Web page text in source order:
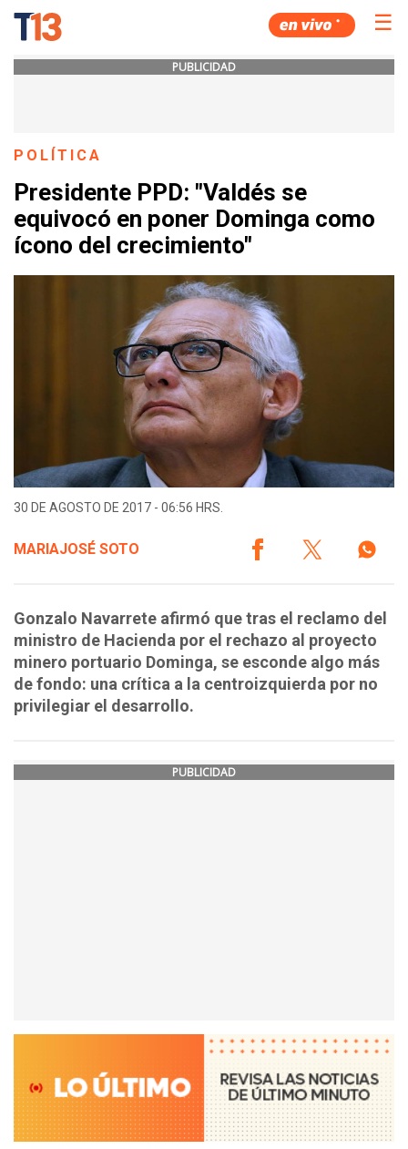
☰
PUBLICIDAD
POLÍTICA
Presidente PPD: "Valdés se
equivocó en poner Dominga como
ícono del crecimiento"
30 DE AGOSTO DE 2017 - 06:56 HRS.
MARIAJOSÉ SOTO
Gonzalo Navarrete afirmó que tras el reclamo del
ministro de Hacienda por el rechazo al proyecto
minero portuario Dominga, se esconde algo más
de fondo: una crítica a la centroizquierda por no
privilegiar el desarrollo.
PUBLICIDAD